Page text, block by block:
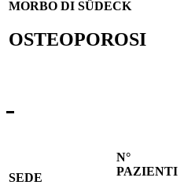
MORBO DI SÜDECK
OSTEOPOROSI
SEDE
N°
PAZIENTI